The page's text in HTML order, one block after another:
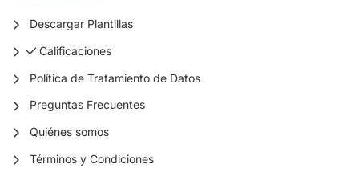
Descargar Plantillas
Calificaciones
Calificaciones
Política de Tratamiento de Datos
Preguntas Frecuentes
Quiénes somos
Términos y Condiciones